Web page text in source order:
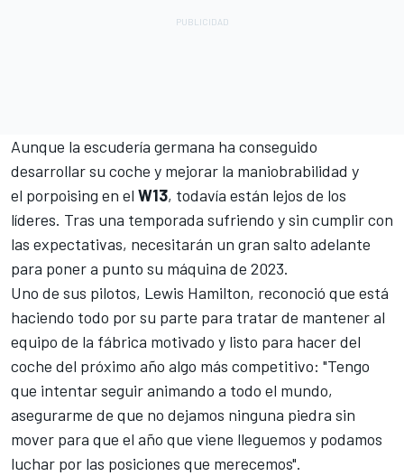
Aunque la escudería germana ha conseguido
desarrollar su coche y mejorar la maniobrabilidad y
el porpoising en el W13, todavía están lejos de los
líderes. Tras una temporada sufriendo y sin cumplir con
las expectativas, necesitarán un gran salto adelante
para poner a punto su máquina de 2023.
Uno de sus pilotos, Lewis Hamilton, reconoció que está
haciendo todo por su parte para tratar de mantener al
equipo de la fábrica motivado y listo para hacer del
coche del próximo año algo más competitivo: "Tengo
que intentar seguir animando a todo el mundo,
asegurarme de que no dejamos ninguna piedra sin
mover para que el año que viene lleguemos y podamos
luchar por las posiciones que merecemos".